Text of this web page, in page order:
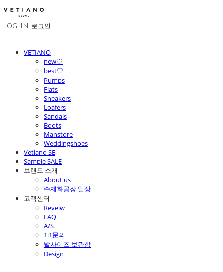
LOG IN 로그인
VETIANO
new♡
best♡
Pumps
Flats
Sneakers
Loafers
Sandals
Boots
Manstore
Weddingshoes
Vetiano SE
Sample SALE
브랜드 소개
About us
수제화공장 일상
고객센터
Reveiw
FAQ
A/S
1:1문의
발사이즈 보관함
Design